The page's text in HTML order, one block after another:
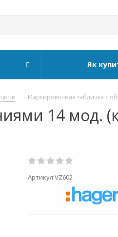
Як
- Маркировочная табличка с
14 мод.
Артикул:VZ602